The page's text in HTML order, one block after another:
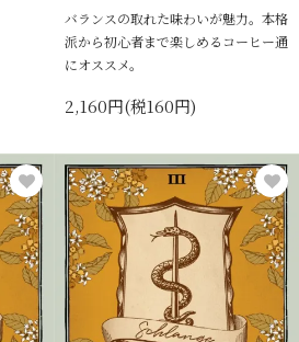
バランスの取れた味わいが魅力。本格
派から初心者まで楽しめるコーヒー通
にオススメ。
2,160円(税160円)